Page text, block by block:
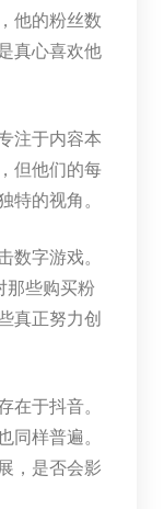
他的粉丝数
真心喜欢他
注于内容本
但他们的每
特的视角。
数字游戏。
那些购买粉
真正努力创
在于抖音。
同样普遍。
，是否会影